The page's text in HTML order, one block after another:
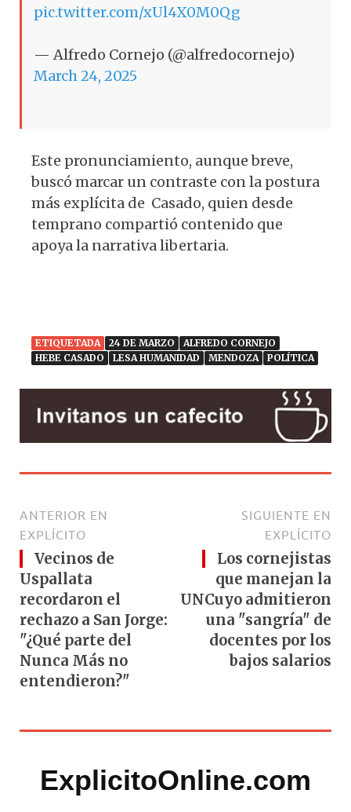
pic.twitter.com/xUl4X0M0Qg
— Alfredo Cornejo (@alfredocornejo)
March 24, 2025
Este pronunciamiento, aunque breve,
buscó marcar un contraste con la postura
más explícita de Casado, quien desde
temprano compartió contenido que
apoya la narrativa libertaria.
ETIQUETADA 24 DE MARZO
ALFREDO CORNEJO
HEBE CASADO
LESA HUMANIDAD MENDOZA POLÍTICA
ANTERIOR EN
EXPLÍCITO
Vecinos de
Uspallata
recordaron el
rechazo a San Jorge:
"¿Qué parte del
Nunca Más no
entendieron?"
SIGUIENTE EN
EXPLÍCITO
Los cornejistas
que manejan la
UNCuyo admitieron
una "sangría" de
docentes por los
bajos salarios
ExplicitoOnline.com